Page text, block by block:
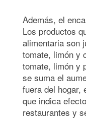
Además, el
Los productos
alimentaria son
tomate, limón y
tomate, limón y
se suma el
fuera del hogar,
que indica
restaurantes y